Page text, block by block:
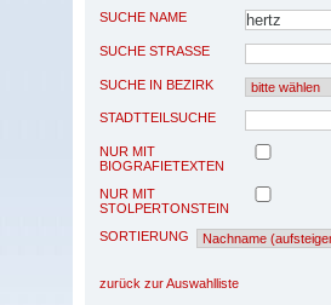
SUCHE NAME
SUCHE STRASSE
SUCHE IN BEZIRK
STADTTEILSUCHE
NUR MIT
BIOGRAFIETEXTEN
NUR MIT
STOLPERTONSTEIN
SORTIERUNG
zurück zur Auswahlliste